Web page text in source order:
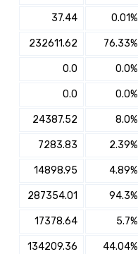
0.01%
37.44
76.33%
232611.62
0.0%
0.0
0.0%
0.0
8.0%
24387.52
2.39%
7283.83
4.89%
14898.95
94.3%
287354.01
5.7%
17378.64
44.04%
134209.36